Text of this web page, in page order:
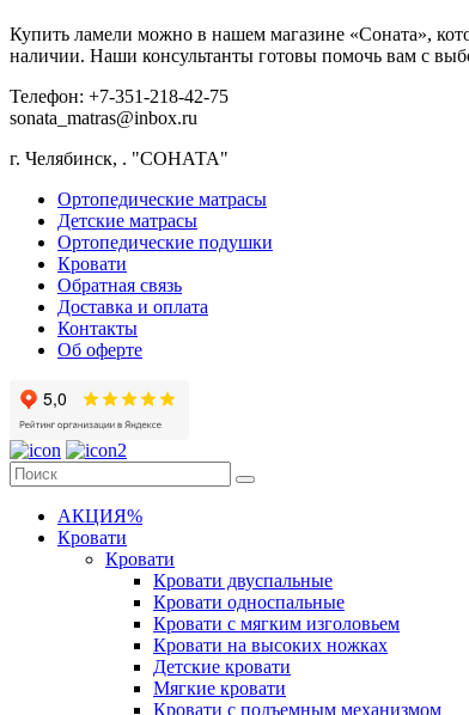
Купить ламели можно в нашем магазине «Соната»,
наличии. Наши консультанты готовы помочь вам с
Телефон: +7-351-218-42-75
sonata_matras@inbox.ru
г. Челябинск, . "СОНАТА"
Ортопедические матрасы
Детские матрасы
Ортопедические подушки
Кровати
Обратная связь
Доставка и оплата
Контакты
Об оферте
АКЦИЯ%
Кровати
Кровати
Кровати двуспальные
Кровати односпальные
Кровати с мягким изголовьем
Кровати на высоких ножках
Детские кровати
Мягкие кровати
Кровати с подъемным механизмом